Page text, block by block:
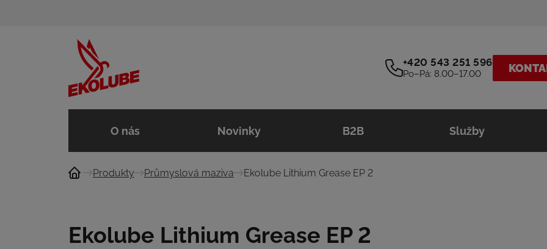
+420 543 251 596
Po–Pá: 8.00–17.00
O nás Novinky B2B Služby
Produkty Průmyslová maziva Ekolube Lithium Grease EP 2
Ekolube Lithium Grease EP 2